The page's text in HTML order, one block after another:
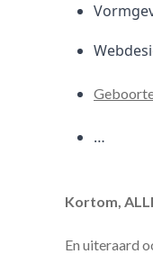
…
Kortom,
En uiteraard